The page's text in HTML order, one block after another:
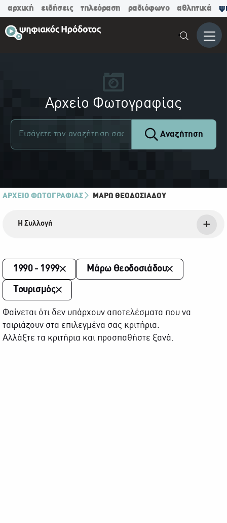
αρχική ειδήσεις τηλεόραση ραδιόφωνο αθλητικά
Μενού
Αρχείο Φωτογραφίας
Αναζήτηση
ΑΡΧΕΙΟ ΦΩΤΟΓΡΑΦΙΑΣ ΜΆΡΩ ΘΕΟΔΟΣΙΆΔΟΥ
Η Συλλογή
1990 - 1999 Μάρω Θεοδοσιάδου
Τουρισμός
Φαίνεται ότι δεν υπάρχουν αποτελέσματα που να
ταιριάζουν στα επιλεγμένα σας κριτήρια.
Αλλάξτε τα κριτήρια και προσπαθήστε ξανά.